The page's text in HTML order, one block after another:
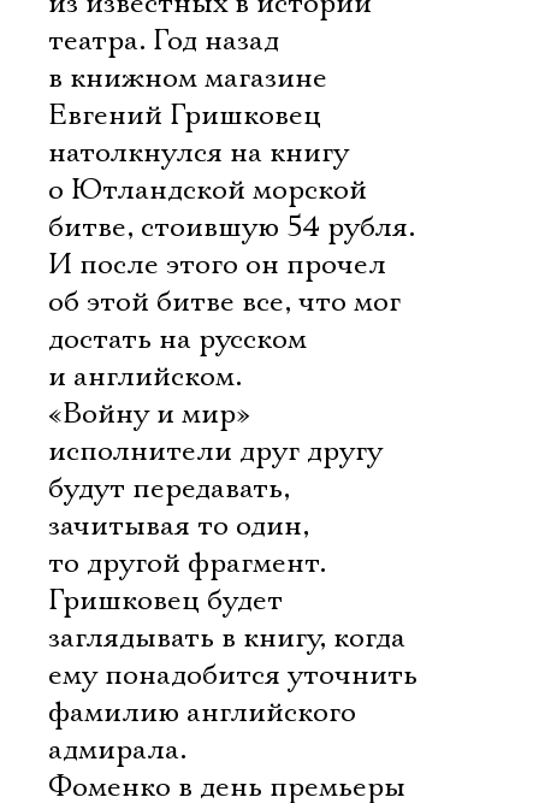
театра. Год назад
в книжном магазине
Евгений Гришковец
натолкнулся на книгу
о Ютландской морской
битве, стоившую 54 рубля.
И после этого он прочел
об этой битве все, что мог
достать на русском
и английском.
«Войну и мир»
исполнители друг другу
будут передавать,
зачитывая то один,
то другой фрагмент.
Гришковец будет
заглядывать в книгу, когда
ему понадобится уточнить
фамилию английского
адмирала.
Фоменко в день премьеры